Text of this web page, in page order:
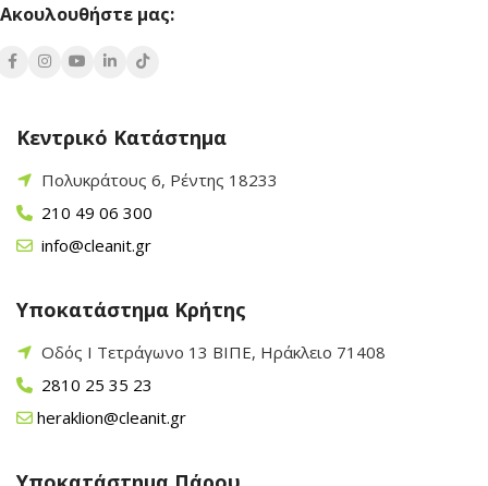
Ακουλουθήστε μας:
Κεντρικό Κατάστημα
Πολυκράτους 6, Ρέντης 18233
210 49 06 300
info@cleanit.gr
Υποκατάστημα Κρήτης
Οδός Ι Τετράγωνο 13 ΒΙΠΕ, Ηράκλειο 71408
2810 25 35 23
heraklion@cleanit.gr